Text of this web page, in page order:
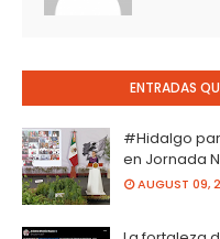
ENTRADAS
#Hidalgo
en Jornada
AUGUST 09,